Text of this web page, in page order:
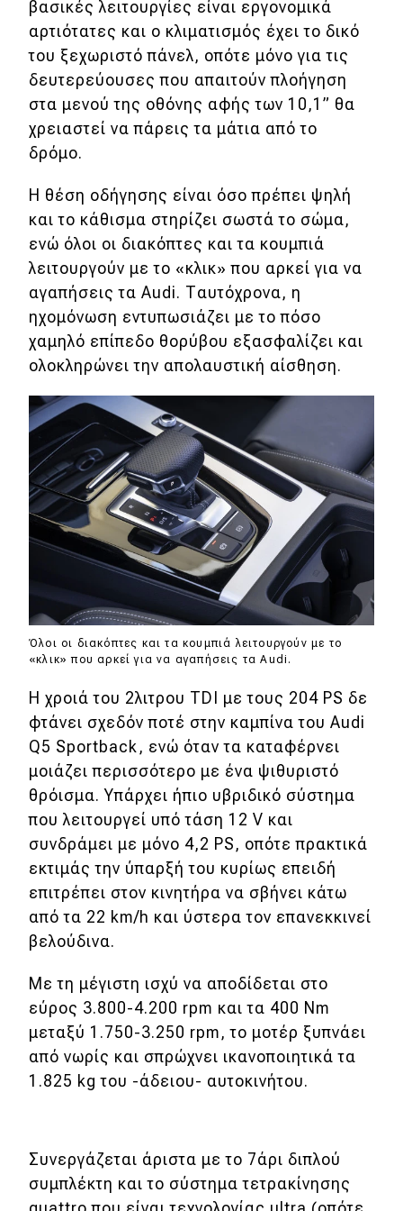
βασικές λειτουργίες είναι εργονομικά
αρτιότατες και ο κλιματισμός έχει το δικό
του ξεχωριστό πάνελ, οπότε μόνο για τις
δευτερεύουσες που απαιτούν πλοήγηση
στα μενού της οθόνης αφής των 10,1” θα
χρειαστεί να πάρεις τα μάτια από το
δρόμο.
Η θέση οδήγησης είναι όσο πρέπει ψηλή
και το κάθισμα στηρίζει σωστά το σώμα,
ενώ όλοι οι διακόπτες και τα κουμπιά
λειτουργούν με το «κλικ» που αρκεί για να
αγαπήσεις τα Audi. Ταυτόχρονα, η
ηχομόνωση εντυπωσιάζει με το πόσο
χαμηλό επίπεδο θορύβου εξασφαλίζει και
ολοκληρώνει την απολαυστική αίσθηση.
Όλοι οι διακόπτες και τα κουμπιά λειτουργούν με το
«κλικ» που αρκεί για να αγαπήσεις τα Audi.
Η χροιά του 2λιτρου TDI με τους 204 PS δε
φτάνει σχεδόν ποτέ στην καμπίνα του Audi
Q5 Sportback, ενώ όταν τα καταφέρνει
μοιάζει περισσότερο με ένα ψιθυριστό
θρόισμα. Υπάρχει ήπιο υβριδικό σύστημα
που λειτουργεί υπό τάση 12 V και
συνδράμει με μόνο 4,2 PS, οπότε πρακτικά
εκτιμάς την ύπαρξή του κυρίως επειδή
επιτρέπει στον κινητήρα να σβήνει κάτω
από τα 22 km/h και ύστερα τον επανεκκινεί
βελούδινα.
Με τη μέγιστη ισχύ να αποδίδεται στο
εύρος 3.800-4.200 rpm και τα 400 Nm
μεταξύ 1.750-3.250 rpm, το μοτέρ ξυπνάει
από νωρίς και σπρώχνει ικανοποιητικά τα
1.825 kg του -άδειου- αυτοκινήτου.
Συνεργάζεται άριστα με το 7άρι διπλού
συμπλέκτη και το σύστημα τετρακίνησης